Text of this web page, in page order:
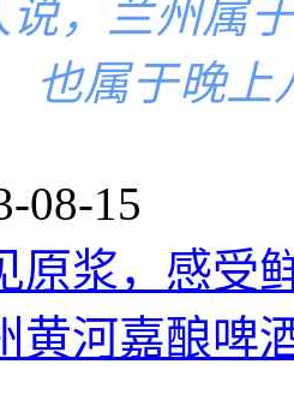
说，兰州属
也属于晚
08-15
原浆，感受
黄河嘉酿啤